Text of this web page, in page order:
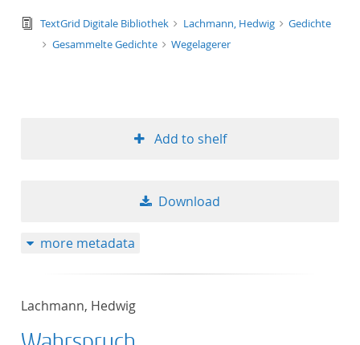
text/tg.edition+tg.aggregation+xml
TextGrid Digitale Bibliothek Lachmann, Hedwig
Gedichte
Gesammelte Gedichte
Wegelagerer
Add to shelf
Download
more metadata
Lachmann, Hedwig